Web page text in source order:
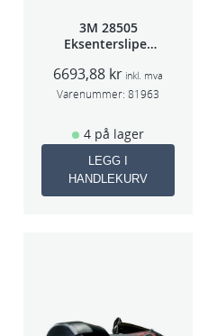
3M 28505
Eksentersliper
2,5mm slag
75mm
6693,88 kr inkl. mva
Varenummer: 81963
4 på lager
LEGG I
HANDLEKURV